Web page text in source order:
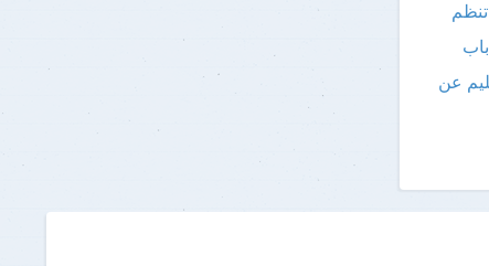
٢٠٢٥ - ٢٠٢٦ بنظام التعليم عن